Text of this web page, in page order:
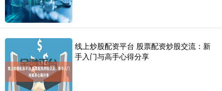
线上炒股配资平台 股票配资炒股交流：新
手入门与高手心得分享